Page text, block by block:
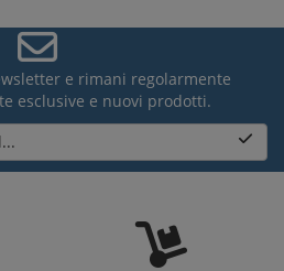
e rimani regolarmente
esclusive e nuovi prodotti.